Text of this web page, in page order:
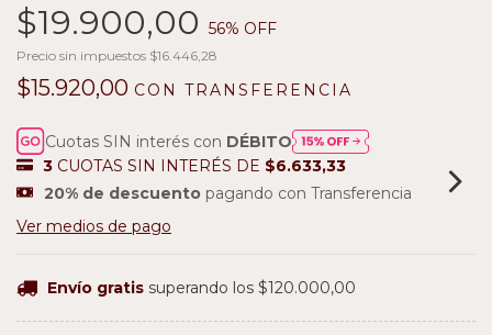
$19.900,00 56% OFF
Precio sin impuestos $16.446,28
$15.920,00 CON TRANSFERENCIA
Cuotas SIN interés con DÉBITO
3 CUOTAS SIN INTERÉS DE $6.633,33
20% de descuento pagando con Transferencia
Ver medios de pago
Envío gratis superando los $120.000,00